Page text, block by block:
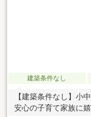
建築条件なし
【建築条件なし】小
安心の子育て家族に